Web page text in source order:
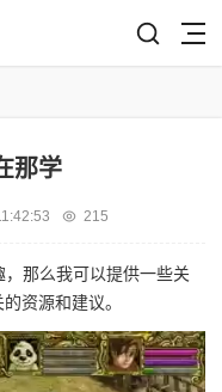
那学
215
那么我可以提供一些关
资源和建议。